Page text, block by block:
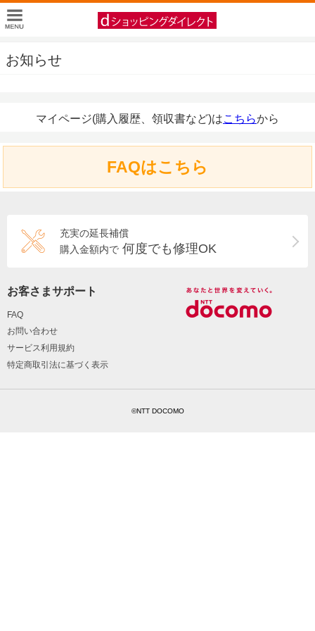
お知らせ
マイページ(購入履歴、領収書など)はこちらから
FAQはこちら
充実の延長補償
購入金額内で 何度でも修理OK
お客さまサポート
FAQ
お問い合わせ
サービス利用規約
特定商取引法に基づく表示
©NTT DOCOMO